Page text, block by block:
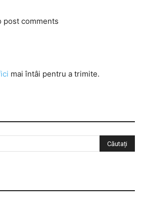
post comments
mai întâi pentru a trimite.